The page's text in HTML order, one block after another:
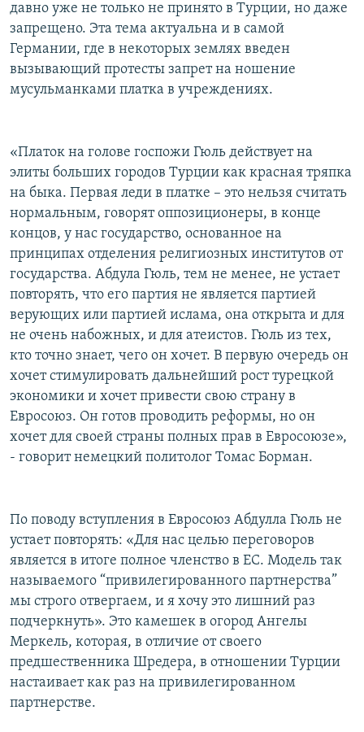
давно уже не только не принято в Турции, но даже
запрещено. Эта тема актуальна и в самой
Германии, где в некоторых землях введен
вызывающий протесты запрет на ношение
мусульманками платка в учреждениях.
«Платок на голове госпожи Гюль действует на
элиты больших городов Турции как красная тряпка
на быка. Первая леди в платке – это нельзя считать
нормальным, говорят оппозиционеры, в конце
концов, у нас государство, основанное на
принципах отделения религиозных институтов от
государства. Абдула Гюль, тем не менее, не устает
повторять, что его партия не является партией
верующих или партией ислама, она открыта и для
не очень набожных, и для атеистов. Гюль из тех,
кто точно знает, чего он хочет. В первую очередь он
хочет стимулировать дальнейший рост турецкой
экономики и хочет привести свою страну в
Евросоюз. Он готов проводить реформы, но он
хочет для своей страны полных прав в Евросоюзе»,
- говорит немецкий политолог Томас Борман.
По поводу вступления в Евросоюз Абдулла Гюль не
устает повторять: «Для нас целью переговоров
является в итоге полное членство в ЕС. Модель так
называемого “привилегированного партнерства”
мы строго отвергаем, и я хочу это лишний раз
подчеркнуть». Это камешек в огород Ангелы
Меркель, которая, в отличие от своего
предшественника Шредера, в отношении Турции
настаивает как раз на привилегированном
партнерстве.